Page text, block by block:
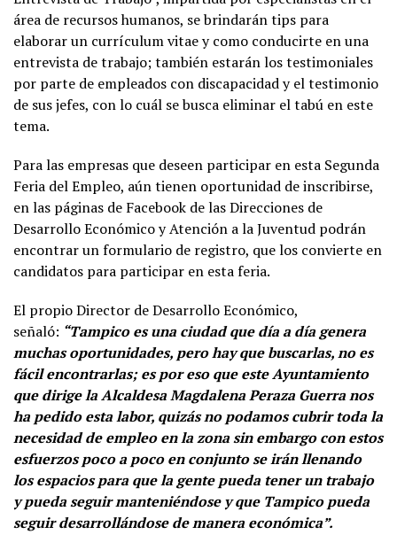
área de recursos humanos, se brindarán tips para
elaborar un currículum vitae y como conducirte en una
entrevista de trabajo; también estarán los testimoniales
por parte de empleados con discapacidad y el testimonio
de sus jefes, con lo cuál se busca eliminar el tabú en este
tema.
Para las empresas que deseen participar en esta Segunda
Feria del Empleo, aún tienen oportunidad de inscribirse,
en las páginas de Facebook de las Direcciones de
Desarrollo Económico y Atención a la Juventud podrán
encontrar un formulario de registro, que los convierte en
candidatos para participar en esta feria.
El propio Director de Desarrollo Económico,
señaló: “Tampico es una ciudad que día a día genera
muchas oportunidades, pero hay que buscarlas, no es
fácil encontrarlas; es por eso que este Ayuntamiento
que dirige la Alcaldesa Magdalena Peraza Guerra nos
ha pedido esta labor, quizás no podamos cubrir toda la
necesidad de empleo en la zona sin embargo con estos
esfuerzos poco a poco en conjunto se irán llenando
los espacios para que la gente pueda tener un trabajo
y pueda seguir manteniéndose y que Tampico pueda
seguir desarrollándose de manera económica”.